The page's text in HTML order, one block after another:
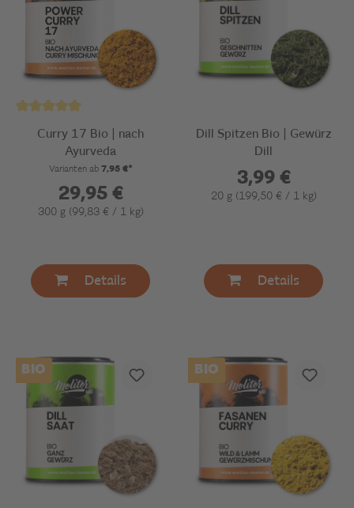
Curry 17 Bio | nach
Ayurveda
Varianten ab7,95 €*
29,95 €
300 g (99,83 € / 1 kg)
Details
Dill Spitzen Bio | Gewürz
Dill
3,99 €
20 g (199,50 € / 1 kg)
Details
BIO BIO